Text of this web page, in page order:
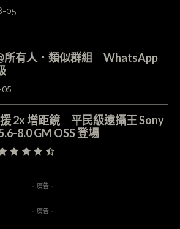
05
所有人．類似群組 WhatsApp
2x 增距鏡 平民級遠攝王 Sony
8.0 GM OSS 登場
- 廣告 -
- 廣告 -